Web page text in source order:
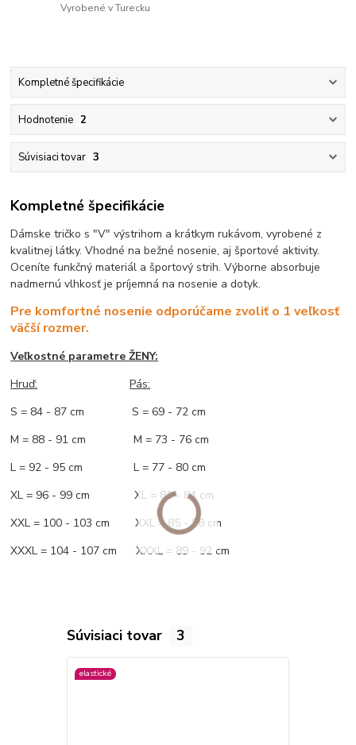
Vyrobené v Turecku
Kompletné špecifikácie
Hodnotenie 2
Súvisiaci tovar 3
Kompletné špecifikácie
Dámske tričko s "V" výstrihom a krátkym rukávom, vyrobené z
kvalitnej látky. Vhodné na bežné nosenie, aj športové aktivity.
Oceníte funkčný materiál a športový strih. Výborne absorbuje
nadmernú vlhkosť je príjemná na nosenie a dotyk.
Pre komfortné nosenie odporúčame zvoliť o 1 veľkosť
väčší rozmer.
Veľkostné parametre ŽENY:
Hruď:
Pás:
S = 84 - 87 cm S = 69 - 72 cm
M = 88 - 91 cm M = 73 - 76 cm
L = 92 - 95 cm L = 77 - 80 cm
XL = 96 - 99 cm XL = 81 - 84 cm
XXL = 100 - 103 cm XXL = 85 - 88 cm
XXXL = 104 - 107 cm XXXL = 89 - 92 cm
Súvisiaci tovar 3
elastické